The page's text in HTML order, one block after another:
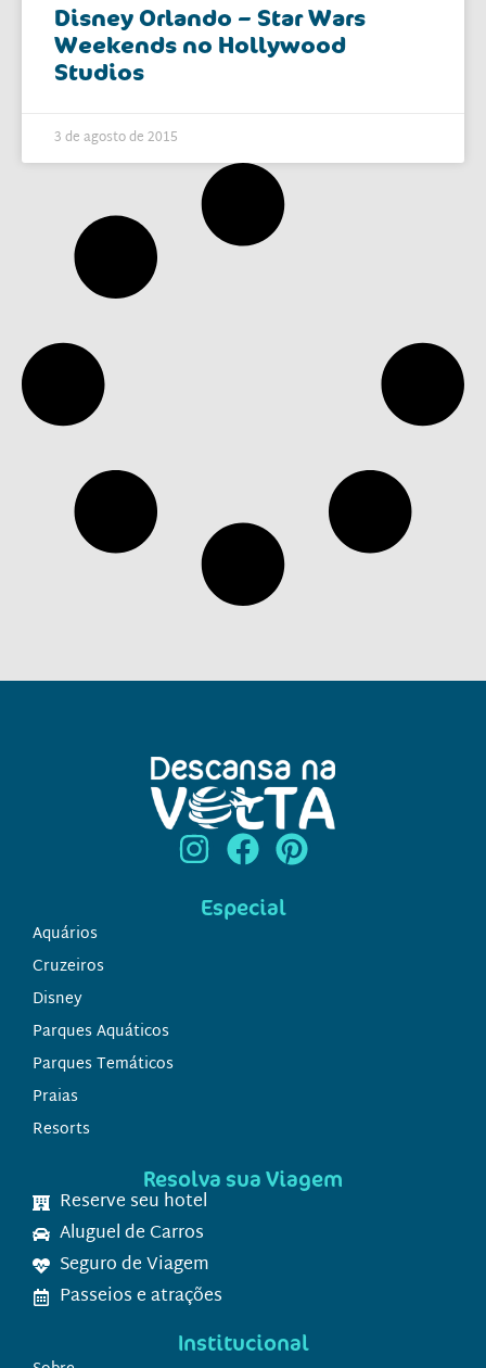
Disney Orlando – Star Wars
Weekends no Hollywood
Studios
3 de agosto de 2015
Especial
Aquários
Cruzeiros
Disney
Parques Aquáticos
Parques Temáticos
Praias
Resorts
Resolva sua Viagem
Reserve seu hotel
Aluguel de Carros
Seguro de Viagem
Passeios e atrações
Institucional